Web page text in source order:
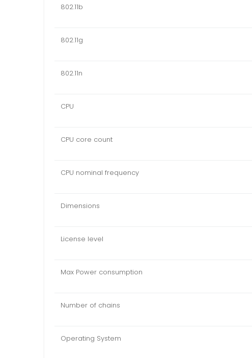
802.11b
802.11g
802.11n
CPU
CPU core count
CPU nominal frequency
Dimensions
License level
Max Power consumption
Number of chains
Operating System